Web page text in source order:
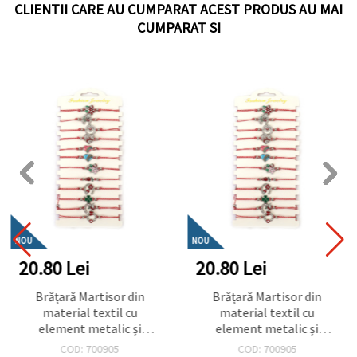
CLIENTII CARE AU CUMPARAT ACEST PRODUS AU MAI
CUMPARAT SI
NOU
20.80 Lei
Brățară Martisor din
material textil cu
element metalic și
cristale ASORTATE - 12
COD: 700905
NOU
20.80 Lei
Brățară Martisor din
material textil cu
element metalic și
cristale ASORTATE - 12
COD: 700905